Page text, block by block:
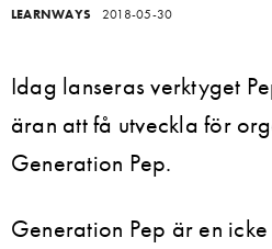
LEARNWAYS 2018-05-30
Idag lanseras verktyget
äran att få utveckla för
Generation Pep.
Generation Pep är en